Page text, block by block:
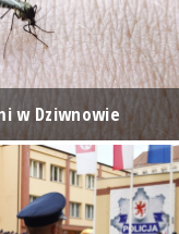
w Dziwnowie